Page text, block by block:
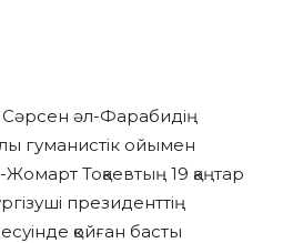
әл-Фарабидің
гуманистік ойымен
Тоқаевтың 19 қаңтар
президенттің
қойған басты